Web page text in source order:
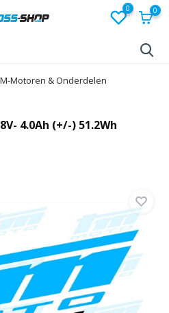
0 0
Motoren & Onderdelen
4.0Ah (+/-) 51.2Wh